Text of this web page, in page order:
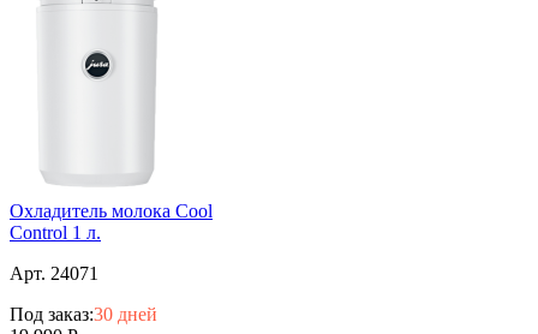
Охладитель молока Cool
Control 1 л.
Арт. 24071
Под заказ:30 дней